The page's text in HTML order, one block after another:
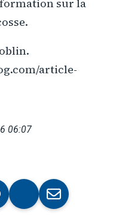
sur la
article-
06:07